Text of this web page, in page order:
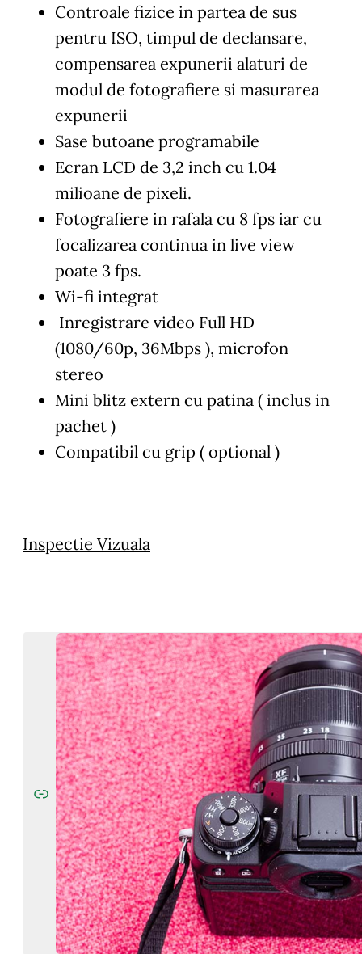
Controale fizice in partea de sus
pentru ISO, timpul de declansare,
compensarea expunerii alaturi de
modul de fotografiere si masurarea
expunerii
Sase butoane programabile
Ecran LCD de 3,2 inch cu 1.04
milioane de pixeli.
Fotografiere in rafala cu 8 fps iar cu
focalizarea continua in live view
poate 3 fps.
Wi-fi integrat
Inregistrare video Full HD
(1080/60p, 36Mbps ), microfon
stereo
Mini blitz extern cu patina ( inclus in
pachet )
Compatibil cu grip ( optional )
Inspectie Vizuala